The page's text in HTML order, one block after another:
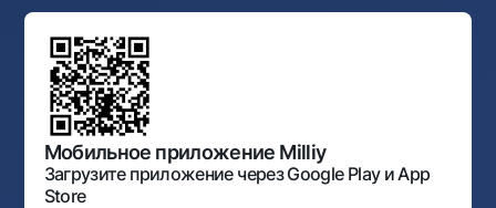
Противодействие коррупции
Фирменный стиль
Карта сайта
Офисы и банкоматы
Согласие на обработку персональных данных
Галерея изобразительного искусства Узбекистана
Типовые договоры
Обсуждение проектов нормативно-правовых
документов
Нормативно-правовые документы
Порядок и режим работы НБУ
Открытые данные
Антимонопольный комплаенс
Мобильное приложение Milliy
Загрузите приложение через Google Play и App
Store